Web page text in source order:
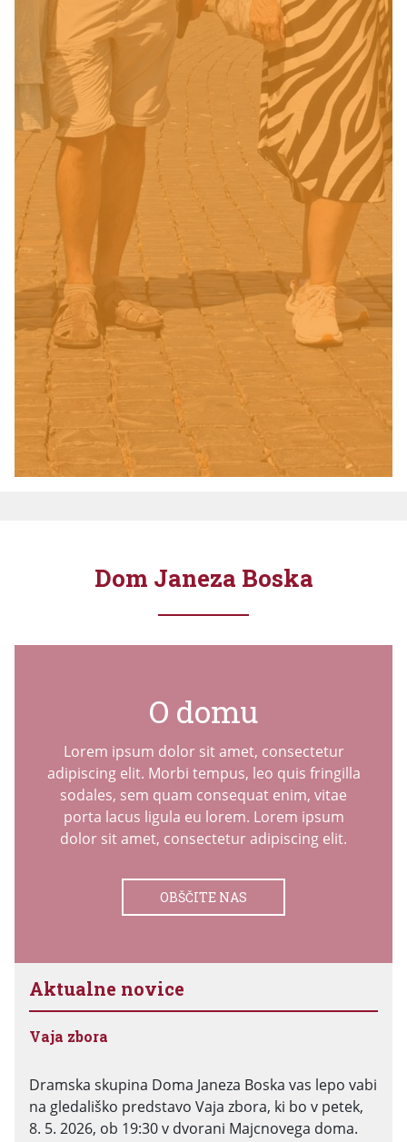
Dom Janeza Boska
O domu
Lorem ipsum dolor sit amet, consectetur
adipiscing elit. Morbi tempus, leo quis fringilla
sodales, sem quam consequat enim, vitae
porta lacus ligula eu lorem. Lorem ipsum
dolor sit amet, consectetur adipiscing elit.
OBŠČITE NAS
Aktualne novice
Vaja zbora
Dramska skupina Doma Janeza Boska vas lepo vabi
na gledališko predstavo Vaja zbora, ki bo v petek,
8. 5. 2026, ob 19:30 v dvorani Majcnovega doma.